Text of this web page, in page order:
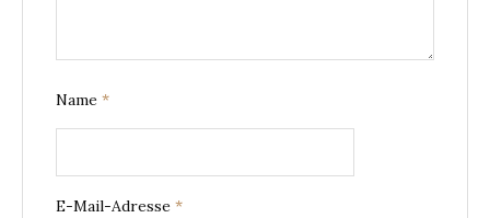
Name *
E-Mail-Adresse *